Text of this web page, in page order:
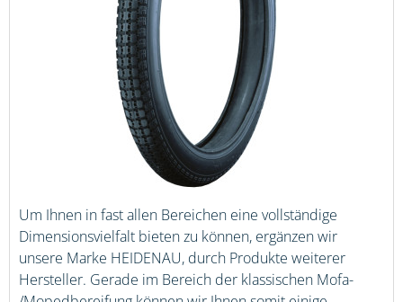
Um Ihnen in fast allen Bereichen eine vollständige
Dimensionsvielfalt bieten zu können, ergänzen wir
unsere Marke HEIDENAU, durch Produkte weiterer
Hersteller. Gerade im Bereich der klassischen Mofa-